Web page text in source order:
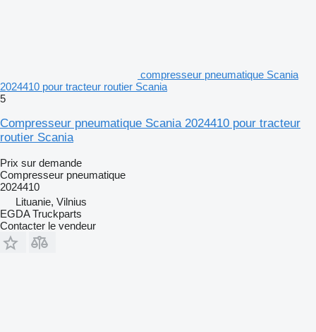
compresseur pneumatique Scania
2024410 pour tracteur routier Scania
5
Compresseur pneumatique Scania 2024410 pour tracteur
routier Scania
Prix sur demande
Compresseur pneumatique
2024410
Lituanie, Vilnius
EGDA Truckparts
Contacter le vendeur